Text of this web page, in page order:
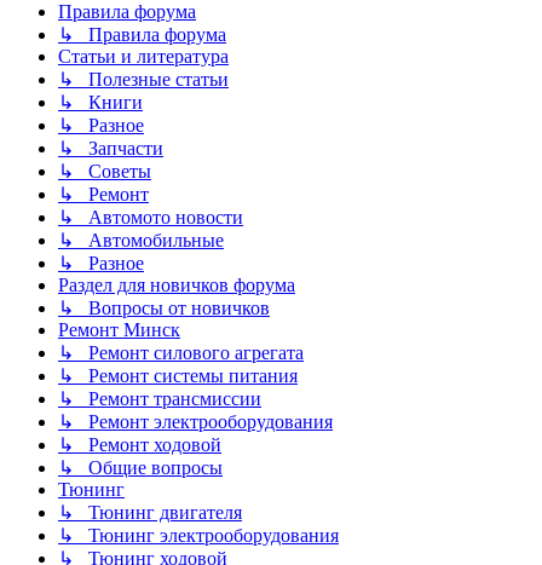
Правила форума
↳ Правила форума
Статьи и литература
↳ Полезные статьи
↳ Книги
↳ Разное
↳ Запчасти
↳ Советы
↳ Ремонт
↳ Автомото новости
↳ Автомобильные
↳ Разное
Раздел для новичков форума
↳ Вопросы от новичков
Ремонт Минск
↳ Ремонт силового агрегата
↳ Ремонт системы питания
↳ Ремонт трансмиссии
↳ Ремонт электрооборудования
↳ Ремонт ходовой
↳ Общие вопросы
Тюнинг
↳ Тюнинг двигателя
↳ Тюнинг электрооборудования
↳ Тюнинг ходовой